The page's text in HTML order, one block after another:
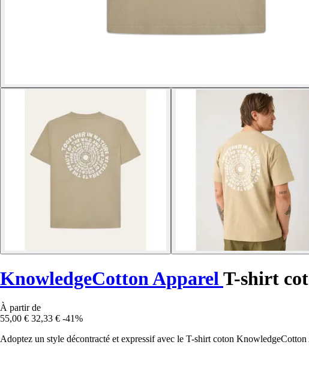
KnowledgeCotton Apparel T-shirt
À partir de
55,00 € 32,33 € -41%
Adoptez un style décontracté et expressif avec le T-shirt coton